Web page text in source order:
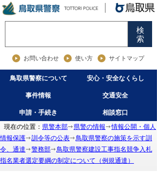
検
索
お問い合わせ 使い方 サイトマップ
鳥取県警察について 安心・安全なくらし
事件情報 交通安全
申請・手続き
相談窓口
現在の位置： 県警本部 県警の情報
情報公開・個人
情報保護
訓令等の公表
鳥取県警察の施策を示す訓
令、通達
警務部
鳥取県警察建設工事指名競争入札
指名業者選定要綱の制定について（例規通達）